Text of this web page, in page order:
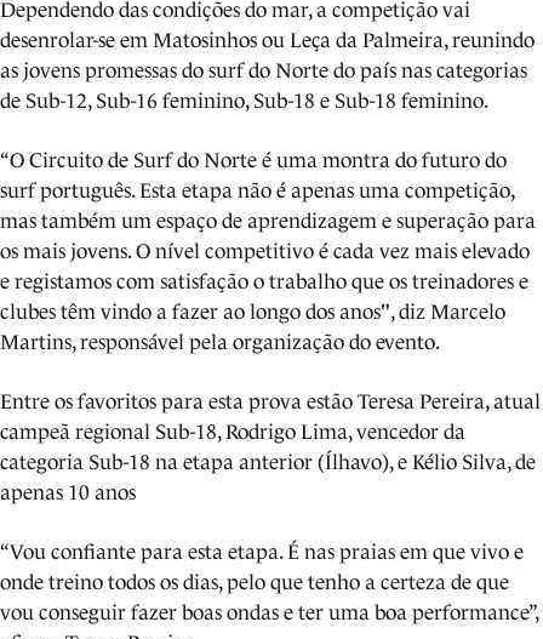
Dependendo das condições do mar, a competição vai
desenrolar-se em Matosinhos ou Leça da Palmeira, reunindo
as jovens promessas do surf do Norte do país nas categorias
de Sub-12, Sub-16 feminino, Sub-18 e Sub-18 feminino.
“O Circuito de Surf do Norte é uma montra do futuro do
surf português. Esta etapa não é apenas uma competição,
mas também um espaço de aprendizagem e superação para
os mais jovens. O nível competitivo é cada vez mais elevado
e registamos com satisfação o trabalho que os treinadores e
clubes têm vindo a fazer ao longo dos anos", diz Marcelo
Martins, responsável pela organização do evento.
Entre os favoritos para esta prova estão Teresa Pereira, atual
campeã regional Sub-18, Rodrigo Lima, vencedor da
categoria Sub-18 na etapa anterior (Ílhavo), e Kélio Silva, de
apenas 10 anos
“Vou confiante para esta etapa. É nas praias em que vivo e
onde treino todos os dias, pelo que tenho a certeza de que
vou conseguir fazer boas ondas e ter uma boa performance”,